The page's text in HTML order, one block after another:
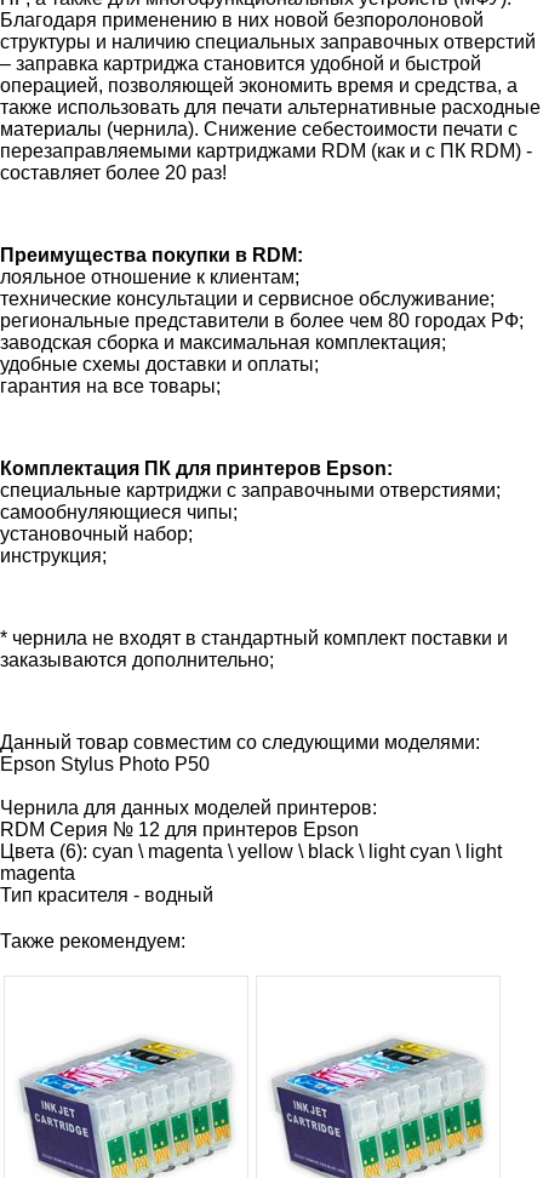
Благодаря применению в них новой безпоролоновой
структуры и наличию специальных заправочных отверстий
– заправка картриджа становится удобной и быстрой
операцией, позволяющей экономить время и средства, а
также использовать для печати альтернативные расходные
материалы (чернила). Снижение себестоимости печати с
перезаправляемыми картриджами RDM (как и с ПК RDM) -
составляет более 20 раз!
Преимущества покупки в RDM:
лояльное отношение к клиентам;
технические консультации и сервисное обслуживание;
региональные представители в более чем 80 городах РФ;
заводская сборка и максимальная комплектация;
удобные схемы доставки и оплаты;
гарантия на все товары;
Комплектация ПК для принтеров Epson:
специальные картриджи с заправочными отверстиями;
самообнуляющиеся чипы;
установочный набор;
инструкция;
* чернила не входят в стандартный комплект поставки и
заказываются дополнительно;
Данный товар совместим со следующими моделями:
Epson Stylus Photo P50
Чернила для данных моделей принтеров:
RDM Серия № 12 для принтеров Epson
Цвета (6): cyan \ magenta \ yellow \ black \ light cyan \ light
magenta
Тип красителя - водный
Также рекомендуем: